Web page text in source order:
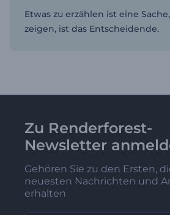
Etwas zu erzählen ist eine
zeigen, ist das Entscheidende.
Zu Renderforest-
Newsletter
Gehören Sie zu den Ersten,
neuesten Nachrichten und
erhalten